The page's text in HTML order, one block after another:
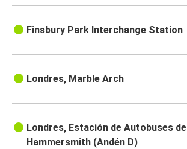
Finsbury Park Interchange Station
Londres, Marble Arch
Londres, Estación de Autobuses de
Hammersmith (Andén D)